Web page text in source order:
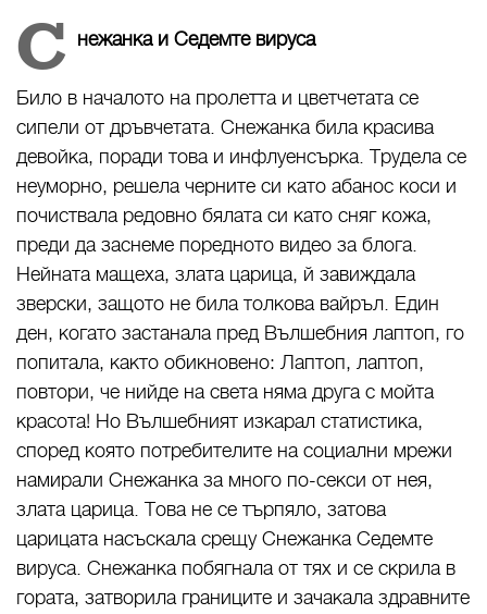
С нежанка и Седемте вируса
Било в началото на пролетта и цветчетата се
сипели от дръвчетата. Снежанка била красива
девойка, поради това и инфлуенсърка. Трудела се
неуморно, решела черните си като абанос коси и
почиствала редовно бялата си като сняг кожа,
преди да заснеме поредното видео за блога.
Нейната мащеха, злата царица, й завиждала
зверски, защото не била толкова вайръл. Един
ден, когато застанала пред Вълшебния лаптоп, го
попитала, както обикновено: Лаптоп, лаптоп,
повтори, че нийде на света няма друга с мойта
красота! Но Вълшебният изкарал статистика,
според която потребителите на социални мрежи
намирали Снежанка за много по-секси от нея,
злата царица. Това не се търпяло, затова
царицата насъскала срещу Снежанка Седемте
вируса. Снежанка побягнала от тях и се скрила в
гората, затворила границите и зачакала здравните